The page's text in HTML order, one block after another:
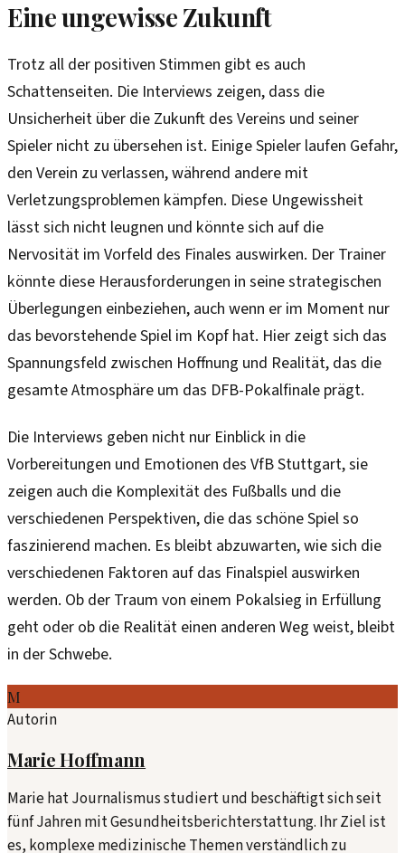
Eine ungewisse Zukunft
Trotz all der positiven Stimmen gibt es auch
Schattenseiten. Die Interviews zeigen, dass die
Unsicherheit über die Zukunft des Vereins und seiner
Spieler nicht zu übersehen ist. Einige Spieler laufen Gefahr,
den Verein zu verlassen, während andere mit
Verletzungsproblemen kämpfen. Diese Ungewissheit
lässt sich nicht leugnen und könnte sich auf die
Nervosität im Vorfeld des Finales auswirken. Der Trainer
könnte diese Herausforderungen in seine strategischen
Überlegungen einbeziehen, auch wenn er im Moment nur
das bevorstehende Spiel im Kopf hat. Hier zeigt sich das
Spannungsfeld zwischen Hoffnung und Realität, das die
gesamte Atmosphäre um das DFB-Pokalfinale prägt.
Die Interviews geben nicht nur Einblick in die
Vorbereitungen und Emotionen des VfB Stuttgart, sie
zeigen auch die Komplexität des Fußballs und die
verschiedenen Perspektiven, die das schöne Spiel so
faszinierend machen. Es bleibt abzuwarten, wie sich die
verschiedenen Faktoren auf das Finalspiel auswirken
werden. Ob der Traum von einem Pokalsieg in Erfüllung
geht oder ob die Realität einen anderen Weg weist, bleibt
in der Schwebe.
M
Autorin
Marie Hoffmann
Marie hat Journalismus studiert und beschäftigt sich seit
fünf Jahren mit Gesundheitsberichterstattung. Ihr Ziel ist
es, komplexe medizinische Themen verständlich zu